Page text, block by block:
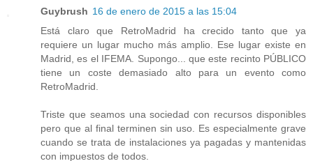
Guybrush 16 de enero de 2015 a las 15:04
Está claro que RetroMadrid ha crecido tanto que ya
requiere un lugar mucho más amplio. Ese lugar existe en
Madrid, es el IFEMA. Supongo... que este recinto PÚBLICO
tiene un coste demasiado alto para un evento como
RetroMadrid.
Triste que seamos una sociedad con recursos disponibles
pero que al final terminen sin uso. Es especialmente grave
cuando se trata de instalaciones ya pagadas y mantenidas
con impuestos de todos.